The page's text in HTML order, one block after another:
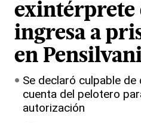
exintérprete
ingresa a
en
Se declaró culpable
cuenta del pelotero
autorización